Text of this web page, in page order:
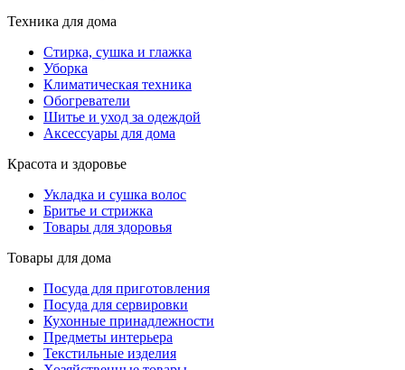
Техника для дома
Стирка, сушка и глажка
Уборка
Климатическая техника
Обогреватели
Шитье и уход за одеждой
Аксессуары для дома
Красота и здоровье
Укладка и сушка волос
Бритье и стрижка
Товары для здоровья
Товары для дома
Посуда для приготовления
Посуда для сервировки
Кухонные принадлежности
Предметы интерьера
Текстильные изделия